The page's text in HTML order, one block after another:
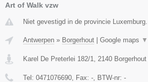
Art of Walk vzw
Niet gevestigd in de provincie Luxemburg.
Antwerpen » Borgerhout | Google maps ▼
Karel De Preterlei 182/1 2140 Borgerhout
Tel: 0471076690 , Fax: - , BTW-nr: -